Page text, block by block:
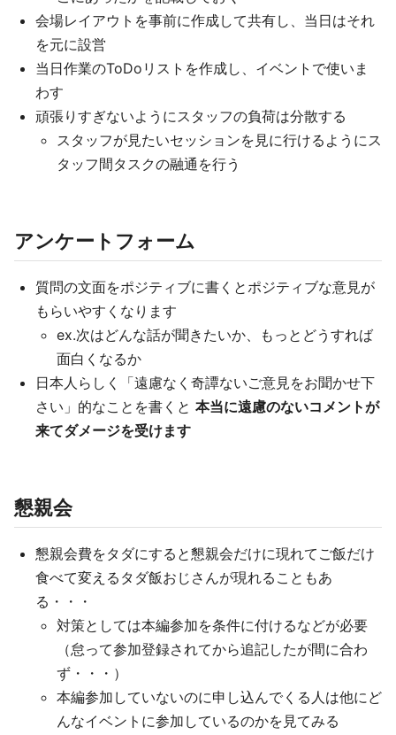
会場レイアウトを事前に作成して共有し、当日はそれ
を元に設営
当日作業のToDoリストを作成し、イベントで使いま
わす
頑張りすぎないようにスタッフの負荷は分散する
スタッフが見たいセッションを見に行けるようにス
タッフ間タスクの融通を行う
アンケートフォーム
質問の文面をポジティブに書くとポジティブな意見が
もらいやすくなります
ex.次はどんな話が聞きたいか、もっとどうすれば
面白くなるか
日本人らしく「遠慮なく奇譚ないご意見をお聞かせ下
さい」的なことを書くと 本当に遠慮のないコメントが
来てダメージを受けます
懇親会
懇親会費をタダにすると懇親会だけに現れてご飯だけ
食べて変えるタダ飯おじさんが現れることもあ
る・・・
対策としては本編参加を条件に付けるなどが必要
（怠って参加登録されてから追記したが間に合わ
ず・・・）
本編参加していないのに申し込んでくる人は他にど
んなイベントに参加しているのかを見てみる